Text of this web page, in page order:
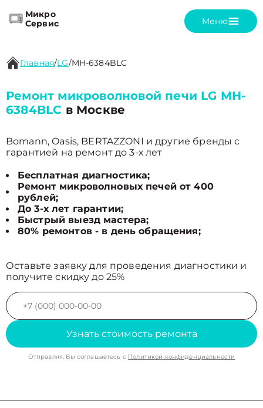
Микро
Сервис
Меню
Главная/LG/MH-6384BLC
Ремонт микроволновой печи LG MH-
6384BLC в Москве
Bomann, Oasis, BERTAZZONI и другие бренды с
гарантией на ремонт до 3-х лет
Бесплатная диагностика;
Ремонт микроволновых печей от 400
рублей;
До 3-х лет гарантии;
Быстрый выезд мастера;
80% ремонтов - в день обращения;
Оставьте заявку для проведения диагностики и
получите скидку до 25%
Узнать стоимость ремонта
Отправляя, Вы соглашаетесь с Политикой конфиденциальности